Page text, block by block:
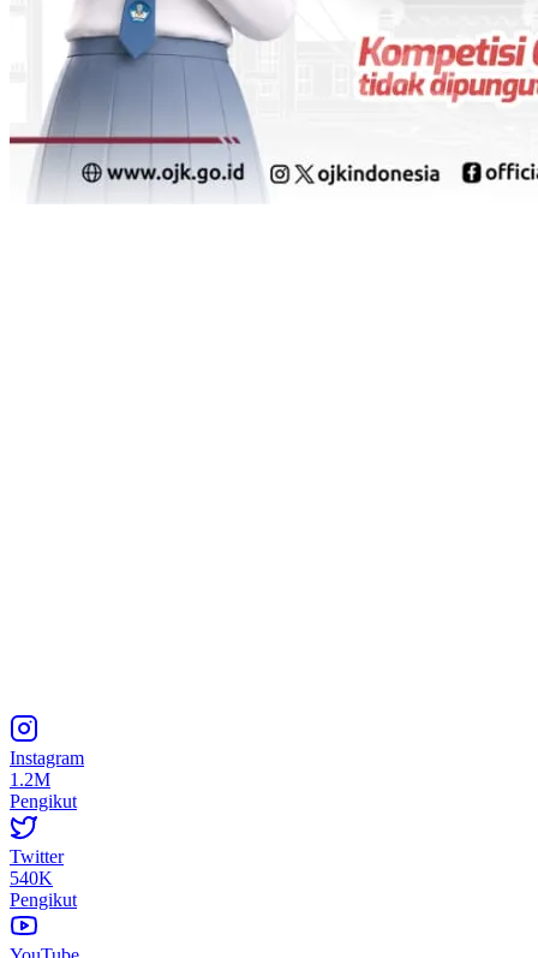
Instagram
1.2M
Pengikut
Twitter
540K
Pengikut